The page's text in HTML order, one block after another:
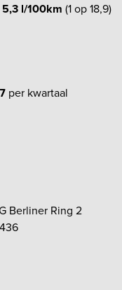
5,3 l/100km (1 op 18,9)
per kwartaal
Berliner Ring 2